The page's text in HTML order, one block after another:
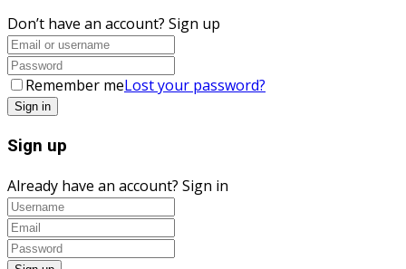
Don’t have an account? Sign up
Remember meLost your password?
Sign up
Already have an account? Sign in